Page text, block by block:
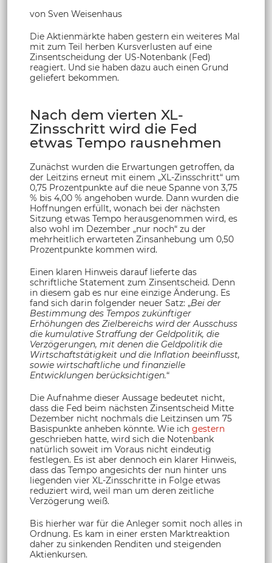
von Sven Weisenhaus
Die Aktienmärkte haben gestern ein weiteres Mal
mit zum Teil herben Kursverlusten auf eine
Zinsentscheidung der US-Notenbank (Fed)
reagiert. Und sie haben dazu auch einen Grund
geliefert bekommen.
Nach dem vierten XL-
Zinsschritt wird die Fed
etwas Tempo rausnehmen
Zunächst wurden die Erwartungen getroffen, da
der Leitzins erneut mit einem „XL-Zinsschritt“ um
0,75 Prozentpunkte auf die neue Spanne von 3,75
% bis 4,00 % angehoben wurde. Dann wurden die
Hoffnungen erfüllt, wonach bei der nächsten
Sitzung etwas Tempo herausgenommen wird, es
also wohl im Dezember „nur noch“ zu der
mehrheitlich erwarteten Zinsanhebung um 0,50
Prozentpunkte kommen wird.
Einen klaren Hinweis darauf lieferte das
schriftliche Statement zum Zinsentscheid. Denn
in diesem gab es nur eine einzige Änderung. Es
fand sich darin folgender neuer Satz: „Bei der
Bestimmung des Tempos zukünftiger
Erhöhungen des Zielbereichs wird der Ausschuss
die kumulative Straffung der Geldpolitik, die
Verzögerungen, mit denen die Geldpolitik die
Wirtschaftstätigkeit und die Inflation beeinflusst,
sowie wirtschaftliche und finanzielle
Entwicklungen berücksichtigen.“
Die Aufnahme dieser Aussage bedeutet nicht,
dass die Fed beim nächsten Zinsentscheid Mitte
Dezember nicht nochmals die Leitzinsen um 75
Basispunkte anheben könnte. Wie ich gestern
geschrieben hatte, wird sich die Notenbank
natürlich soweit im Voraus nicht eindeutig
festlegen. Es ist aber dennoch ein klarer Hinweis,
dass das Tempo angesichts der nun hinter uns
liegenden vier XL-Zinsschritte in Folge etwas
reduziert wird, weil man um deren zeitliche
Verzögerung weiß.
Bis hierher war für die Anleger somit noch alles in
Ordnung. Es kam in einer ersten Marktreaktion
daher zu sinkenden Renditen und steigenden
Aktienkursen.